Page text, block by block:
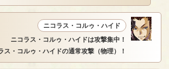
ニコラス・コルゥ・ハイド
ニコラス・コルゥ・ハイドは攻撃集中！
ス・コルゥ・ハイドの通常攻撃（物理）！